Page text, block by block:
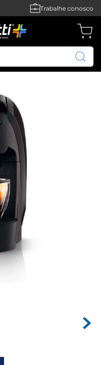
Trabalhe conosco